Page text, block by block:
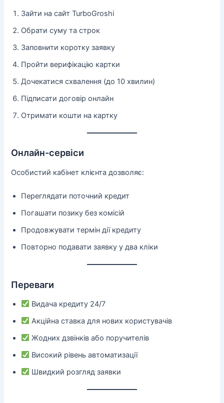
Зайти на сайт TurboGroshi
Обрати суму та строк
Заповнити коротку заявку
Пройти верифікацію картки
Дочекатися схвалення (до 10 хвилин)
Підписати договір онлайн
Отримати кошти на картку
Онлайн-сервіси
Особистий кабінет клієнта дозволяє:
Переглядати поточний кредит
Погашати позику без комісій
Продовжувати термін дії кредиту
Повторно подавати заявку у два кліки
Переваги
Видача кредиту 24/7
Акційна ставка для нових користувачів
Жодних дзвінків або поручителів
Високий рівень автоматизації
Швидкий розгляд заявки